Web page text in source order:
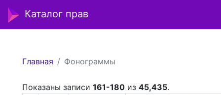
Каталог прав
Главная Фонограммы
Показаны записи 161-180из 45,435.